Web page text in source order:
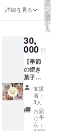
ている
ようで
す。 遠
支援し
てくだ
さる
方々に
も、こ
の美味
しい珈
琲と我
が子の
描いた
ロゴ入
りの
ヒーを
楽しん
でくだ
♪） ※こ
ちらの
リター
ンは、
ご支援
者様ご
自身は
お使い
いただ
けませ
んので
ご了承
て下さ
い 商品
とレモ
ンの
ショー
トブ
レッド
原材
料 薄
力粉,バ
ター,米
粉(新
潟),砂
糖,牛乳
てパン
＆デリ
ヒー、
紅茶、
カフェ
ラテ、
ハーブ
ティ、
玄米甘
酒、甘
酒ラッ
シーな
て下さ
い アレ
乳 小麦
卵 大豆
名称：
チョコ
レート
原材
料：砂
糖、ｶｶｵ
ﾊﾞﾀｰ、
全脂粉
乳、乳
化剤、
anoでこ
れまで
お菓子
を提供
してく
ださっ
た
【choc
olaterie
_bouqu
et】の
中村さ
ん。お
姉ちゃ
効期限
年8月31
す。 お
菓子を
作って
ネット
販売し
たい
方、マ
ルシェ
で販売
したい
方、自
分の料
メッ
セージ
カー
武池袋
線秋津
駅南口
徒歩1分
のとこ
ろにあ
るお花
屋さん
「mille
_keitefl
owers
詳細を見る ー
ン
を
選
択
す
る
30,
000 円
【季節
の焼き
菓子
セット
定期便6
回コー
ス】
【感謝
を込め
支援
者：
3人
お届
け予
定：